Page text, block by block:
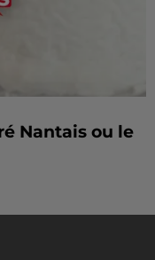
Nantais ou le